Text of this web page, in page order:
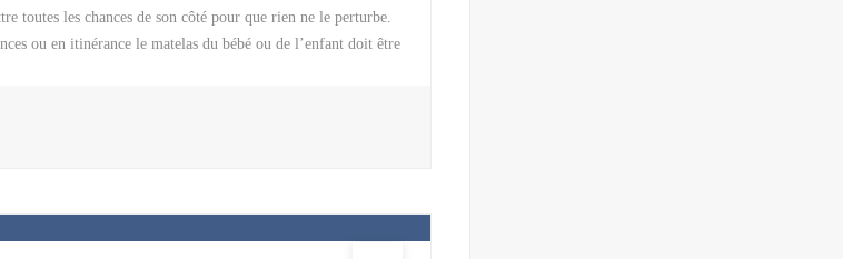
toutes les chances de son côté pour que rien ne le perturbe.
ou en itinérance le matelas du bébé ou de l’enfant doit être
hiver et l’autre été il est temps de le retourner. Les matelas